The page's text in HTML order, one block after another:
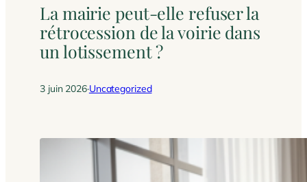
La mairie peut-elle refuser la
rétrocession de la voirie dans
un lotissement ?
3 juin 2026·Uncategorized